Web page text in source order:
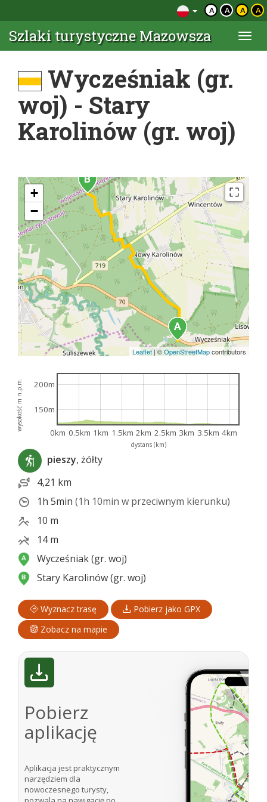
A A A A
Szlaki turystyczne Mazowsza
Wycześniak (gr.
woj) - Stary
Karolinów (gr. woj)
+
−
Leaflet |©OpenStreetMapcontributors
dystans (km)
wysokość m n.p.m.
0km 0.5km 1km 1.5km 2km 2.5km 3km 3.5km 4km
150m
200m
pieszy, żółty
4,21 km
1h 5min (1h 10min w przeciwnym kierunku)
10 m
14 m
Wycześniak (gr. woj)
Stary Karolinów (gr. woj)
Wyznacz trasę
Pobierz jako GPX
Zobacz na mapie
Pobierz
aplikację
Aplikacja jest praktycznym
narzędziem dla
nowoczesnego turysty,